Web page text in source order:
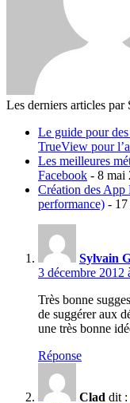
Les derniers articles
Le guide pour
TrueView pour
Les meilleures
Facebook - 8 mai
Création des App
performance) -
Sylvain
3 décembre 2012
Très bonne
de suggérer aux
une très bonne
Réponse
Clad dit :